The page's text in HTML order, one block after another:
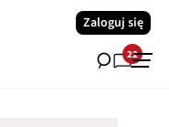
Zaloguj się
22